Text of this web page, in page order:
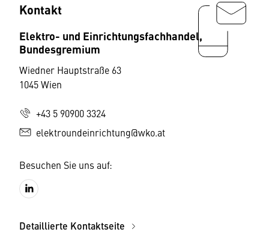
Kontakt
Elektro- und Einrichtungsfachhandel,
Bundesgremium
Wiedner Hauptstraße 63
1045 Wien
+43 5 90900 3324
elektroundeinrichtung@wko.at
Besuchen Sie uns auf:
Detaillierte Kontaktseite